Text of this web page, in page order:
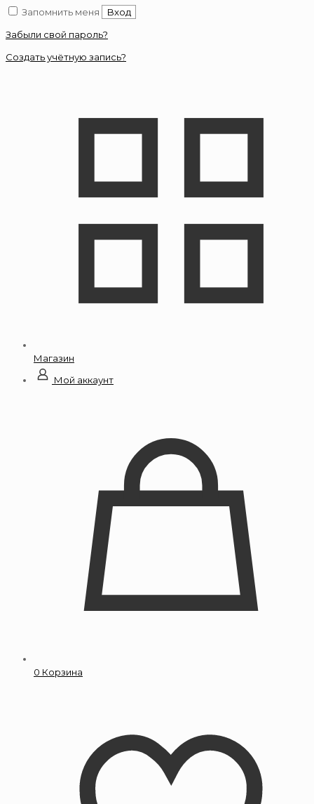
Запомнить меня
Вход
Забыли свой пароль?
Создать учётную запись?
Магазин
Мой аккаунт
0 Корзина